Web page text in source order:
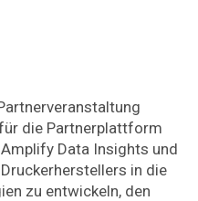
die Partnerplattform
Data Insights und
in die
zu entwickeln, den